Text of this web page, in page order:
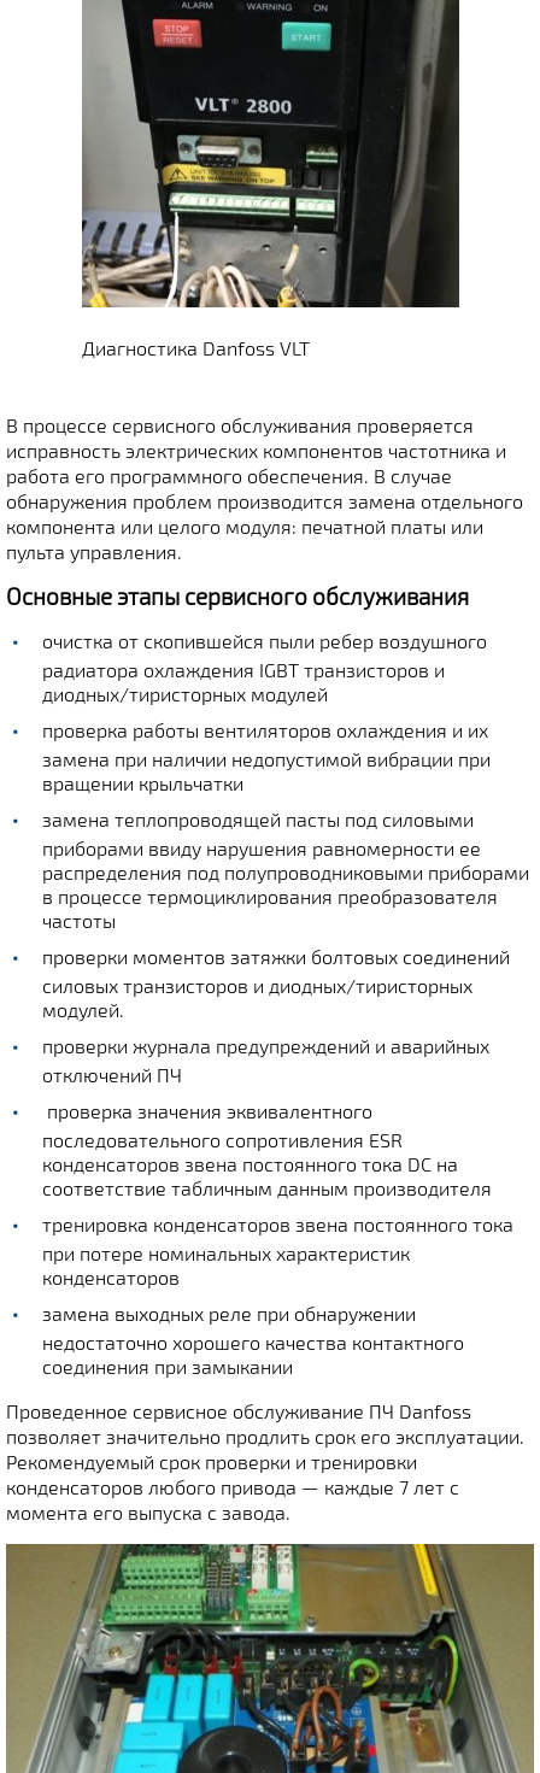
Диагностика Danfoss VLT
В процессе сервисного обслуживания проверяется
исправность электрических компонентов частотника и
работа его программного обеспечения. В случае
обнаружения проблем производится замена отдельного
компонента или целого модуля: печатной платы или
пульта управления.
Основные этапы сервисного обслуживания
очистка от скопившейся пыли ребер воздушного
радиатора охлаждения IGBT транзисторов и
диодных/тиристорных модулей
проверка работы вентиляторов охлаждения и их
замена при наличии недопустимой вибрации при
вращении крыльчатки
замена теплопроводящей пасты под силовыми
приборами ввиду нарушения равномерности ее
распределения под полупроводниковыми приборами
в процессе термоциклирования преобразователя
частоты
проверки моментов затяжки болтовых соединений
силовых транзисторов и диодных/тиристорных
модулей.
проверки журнала предупреждений и аварийных
отключений ПЧ
проверка значения эквивалентного
последовательного сопротивления ESR
конденсаторов звена постоянного тока DC на
соответствие табличным данным производителя
тренировка конденсаторов звена постоянного тока
при потере номинальных характеристик
конденсаторов
замена выходных реле при обнаружении
недостаточно хорошего качества контактного
соединения при замыкании
Проведенное сервисное обслуживание ПЧ Danfoss
позволяет значительно продлить срок его эксплуатации.
Рекомендуемый срок проверки и тренировки
конденсаторов любого привода — каждые 7 лет с
момента его выпуска с завода.